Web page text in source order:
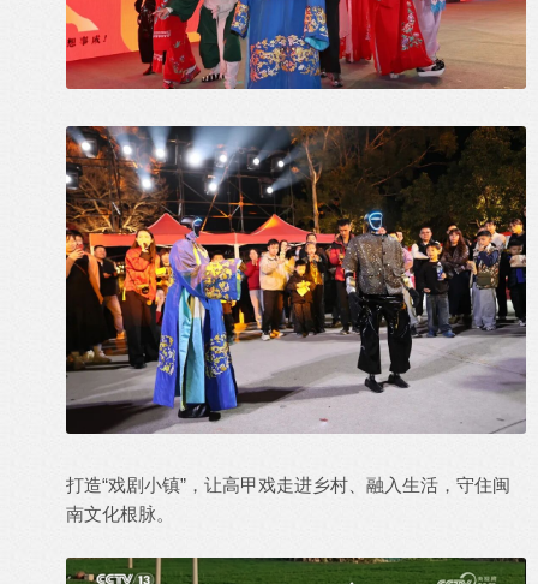
打造“戏剧小镇”，让高甲戏走进乡村、融入生活，守住闽
南文化根脉。